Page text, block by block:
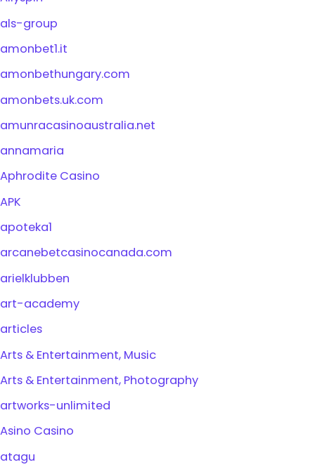
als-group
amonbet1.it
amonbethungary.com
amonbets.uk.com
amunracasinoaustralia.net
annamaria
Aphrodite Casino
APK
apoteka1
arcanebetcasinocanada.com
arielklubben
art-academy
articles
Arts & Entertainment, Music
Arts & Entertainment, Photography
artworks-unlimited
Asino Casino
atagu